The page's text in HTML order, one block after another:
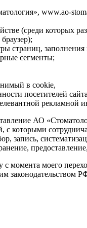
www.ao-
(среди которых
страниц,
сегменты;
в cookie,
посетителей
АО
с которыми
запись,
с момента моего
законодательством